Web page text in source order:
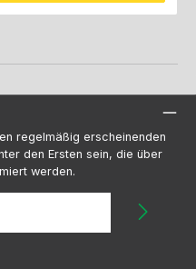
regelmäßig erscheinenden
den Ersten sein, die über
werden.